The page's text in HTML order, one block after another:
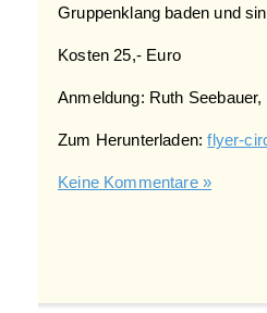
Gruppenklang baden und
Kosten 25,- Euro
Anmeldung: Ruth
Zum Herunterladen:flyer-
Keine Kommentare »